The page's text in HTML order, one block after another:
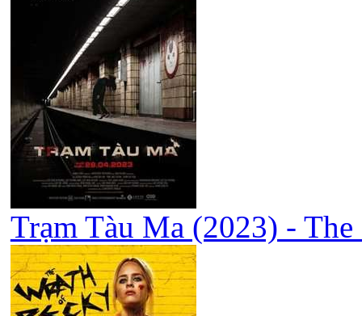
Trạm Tàu Ma (2023) -